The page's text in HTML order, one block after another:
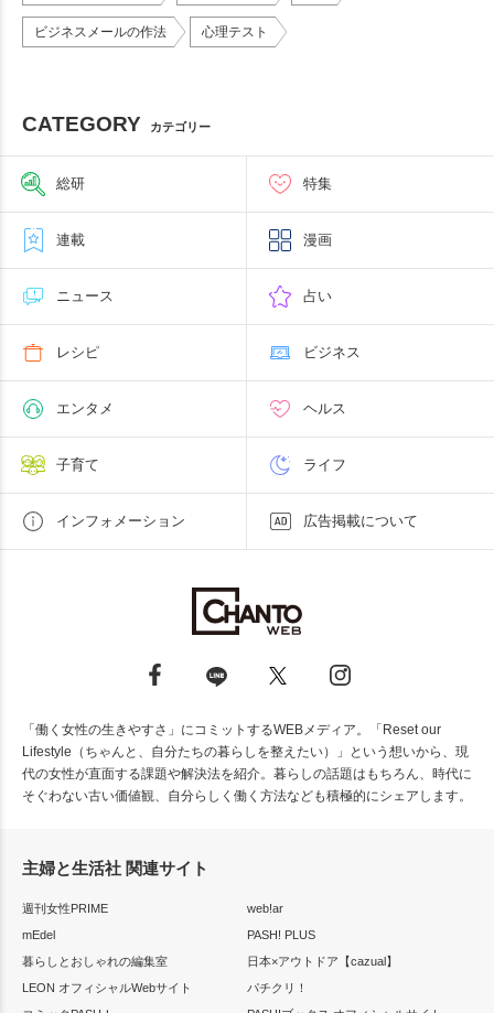
ビジネスメールの作法 心理テスト
CATEGORY カテゴリー
総研 特集
連載 漫画
ニュース 占い
レシピ ビジネス
エンタメ ヘルス
子育て ライフ
インフォメーション 広告掲載について
「働く女性の生きやすさ」にコミットするWEBメディア。「Reset our
Lifestyle（ちゃんと、自分たちの暮らしを整えたい）」という想いから、現
代の女性が直面する課題や解決法を紹介。暮らしの話題はもちろん、時代に
そぐわない古い価値観、自分らしく働く方法なども積極的にシェアします。
主婦と生活社 関連サイト
週刊女性PRIME
web!ar
mEdel
PASH! PLUS
暮らしとおしゃれの編集室
日本×アウトドア【cazual】
LEON オフィシャルWebサイト
パチクリ！